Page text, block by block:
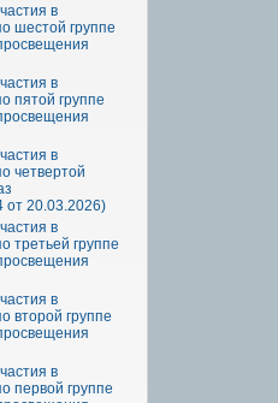
в
шестой группе
в
пятой группе
в
четвертой
20.03.2026)
в
третьей группе
в
второй группе
в
первой группе